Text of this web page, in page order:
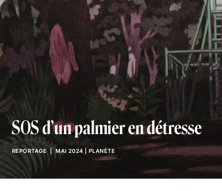
SOS d’un palmier en détresse
REPORTAGE| MAI 2024 |PLANÈTE